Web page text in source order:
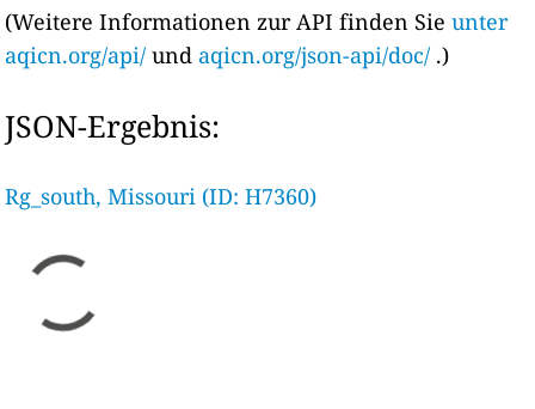
(Weitere Informationen zur API finden Sieunter
aqicn.org/api/ und aqicn.org/json-api/doc/ .)
JSON-Ergebnis:
Rg_south, Missouri (ID: H7360)